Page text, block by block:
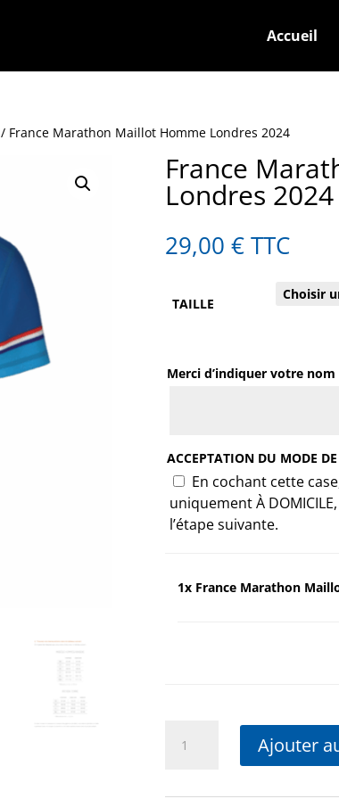
Accueil
/ France Marathon Maillot Homme Londres 2024
France
Londres 2024
29,00 € TTC
TAILLE
Merci d’indiquer votre
ACCEPTATION DU MODE
En cochant cette
uniquement À
l’étape suivante.
1x France Marathon
Ajouter